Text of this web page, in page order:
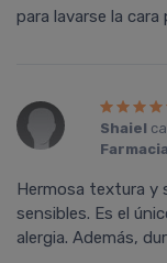
para lavarse la cara
Shaiel
Hermosa textura y
sensibles. Es el
alergia. Además,